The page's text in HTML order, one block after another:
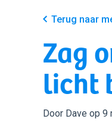
Terug naar
Zag
licht
Door Dave op 9